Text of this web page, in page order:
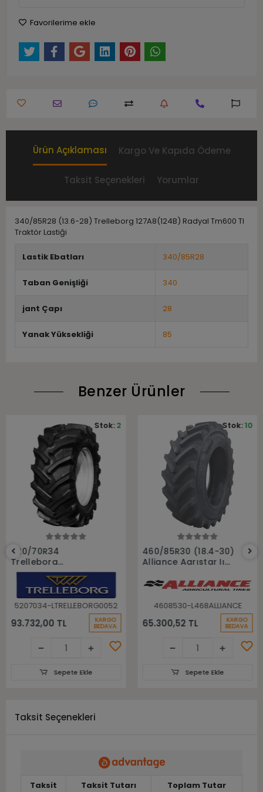
Favorilerime ekle
Ürün Açıklaması Kargo Ve Kapıda Ödeme
Taksit Seçenekleri Yorumlar
340/85R28 (13.6-28) Trelleborg 127A8(124B) Radyal Tm600 Tl
Traktör Lastiği
Lastik Ebatları 340/85R28
Taban Genişliği 340
jant Çapı 28
Yanak Yüksekliği 85
Benzer Ürünler
520/70R34
Trelleborg
148A8(148B) Tm700
Tl Radyal Traktör
Lastiği
5207034-LTRELLEBORG0052
93.732,00 TL KARGO
BEDAVA
Stok:2
Sepete Ekle
Sepete Ekle
460/85R30 (18.4-30)
Alliance Agrıstar Iı
Traktör lastiği
4608530-L468ALLIANCE
65.300,52 TL KARGO
BEDAVA
Stok:10
Sepete Ekle
Taksit Seçenekleri
Taksit Taksit Tutarı Toplam Tutar